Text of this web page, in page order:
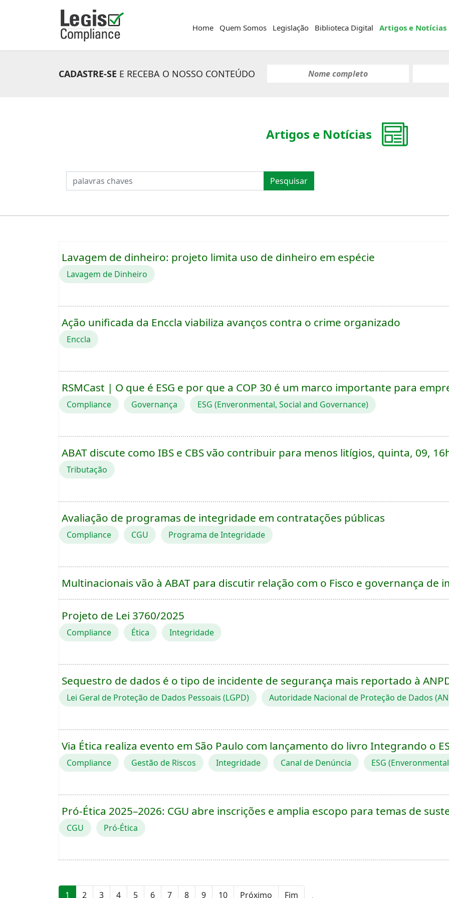
Home Quem Somos Legislação Biblioteca Digital Artigos e Notícias
CADASTRE-SE E RECEBA O NOSSO CONTEÚDO
PESQUISAR Pesquisar
Artigos e Notícias
Lavagem de dinheiro: projeto limita uso de dinheiro em espécie
Lavagem de Dinheiro
Ação unificada da Enccla viabiliza avanços contra o crime organizado
Enccla
RSMCast | O que é ESG e por que a COP 30 é um marco importante para
Compliance Governança ESG (Enveronmental, Social and Governance)
ABAT discute como IBS e CBS vão contribuir para menos litígios, quinta, 09,
Tributação
Avaliação de programas de integridade em contratações públicas
Compliance CGU Programa de Integridade
Multinacionais vão à ABAT para discutir relação com o Fisco e governança de
Projeto de Lei 3760/2025
Compliance Ética Integridade
Sequestro de dados é o tipo de incidente de segurança mais reportado à
Lei Geral de Proteção de Dados Pessoais (LGPD) Autoridade Nacional de Proteção de Dados
Via Ética realiza evento em São Paulo com lançamento do livro Integrando o
Compliance Gestão de Riscos Integridade Canal de Denúncia ESG
Pró-Ética 2025–2026: CGU abre inscrições e amplia escopo para temas de
CGU Pró-Ética
1 2 3 4 5 6 7 8 9 10 Próximo Fim